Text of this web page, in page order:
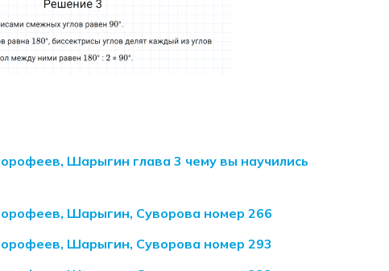
Шарыгин глава 3 чему вы научились
Шарыгин, Суворова номер 266
Шарыгин, Суворова номер 293